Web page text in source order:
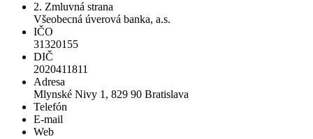
2. Zmluvná strana
Všeobecná úverová banka, a.s.
IČO
31320155
DIČ
2020411811
Adresa
Mlynské Nivy 1, 829 90 Bratislava
Telefón
E-mail
Web